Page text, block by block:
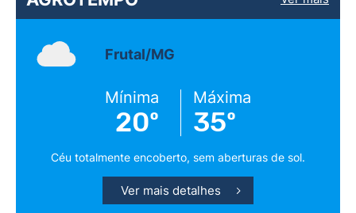
Frutal/MG
Mínima
20º
Máxima
35º
Céu totalmente encoberto, sem aberturas de sol.
Ver mais detalhes